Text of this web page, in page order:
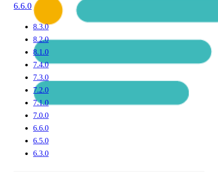
6.6.0
8.3.0
8.2.0
8.1.0
7.4.0
7.3.0
7.2.0
7.1.0
7.0.0
6.6.0
6.5.0
6.3.0